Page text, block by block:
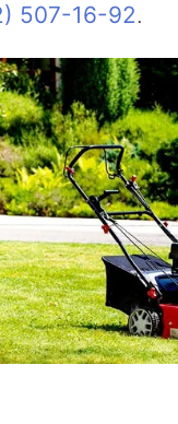
507-16-92.